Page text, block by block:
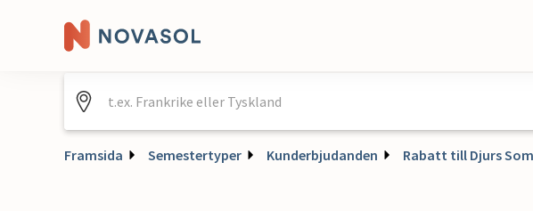
Framsida Semestertyper Kunderbjudanden Rabatt till Djurs